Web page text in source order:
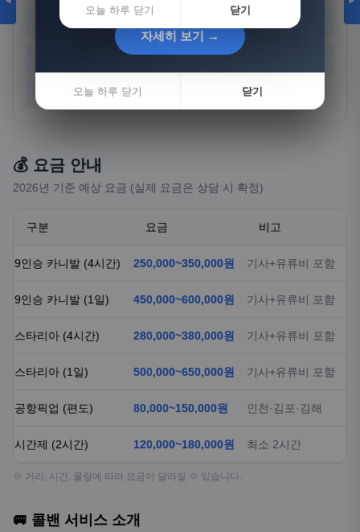
경기 충남
전남 경북
💰 요금 안내
2026년 기준 예상 요금 (실제 요금은 상담 시 확정)
구분 요금 비고
9인승 카니발 (4시간) 250,000~350,000원 기사+유류비 포함
9인승 카니발 (1일) 450,000~600,000원 기사+유류비 포함
스타리아 (4시간) 280,000~380,000원 기사+유류비 포함
스타리아 (1일) 500,000~650,000원 기사+유류비 포함
공항픽업 (편도) 80,000~150,000원 인천·김포·김해
시간제 (2시간) 120,000~180,000원 최소 2시간
※ 거리, 시간, 물량에 따라 요금이 달라질 수 있습니다.
🚐 콜밴 서비스 소개
오늘 하루 닫기 닫기
자세히 보기 →
오늘 하루 닫기 닫기
자세히 보기 →
오늘 하루 닫기 닫기